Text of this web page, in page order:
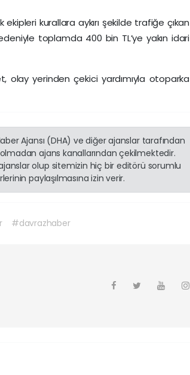
kurallara aykırı şekilde trafiğe çıkan
toplamda 400 bin TL’ye yakın idari
olay yerinden çekici yardımıyla otoparka
Ajansı (DHA) ve diğer ajanslar tarafından
ajans kanallarından çekilmektedir.
olup sitemizin hiç bir editörü sorumlu
paylaşılmasına izin verir.
#davrazhaber